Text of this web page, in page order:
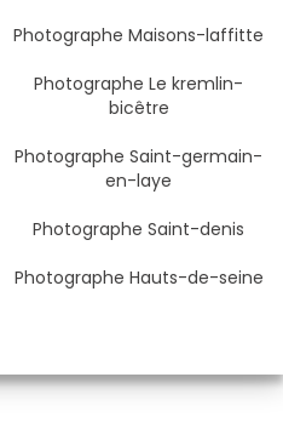
Photographe Maisons-laffitte
Photographe Le kremlin-
bicêtre
Photographe Saint-germain-
en-laye
Photographe Saint-denis
Photographe Hauts-de-seine